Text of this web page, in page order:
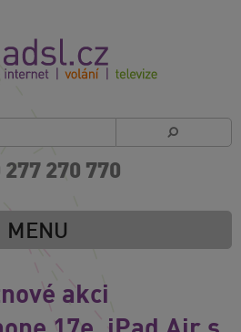
277 270 770
MENU
akci